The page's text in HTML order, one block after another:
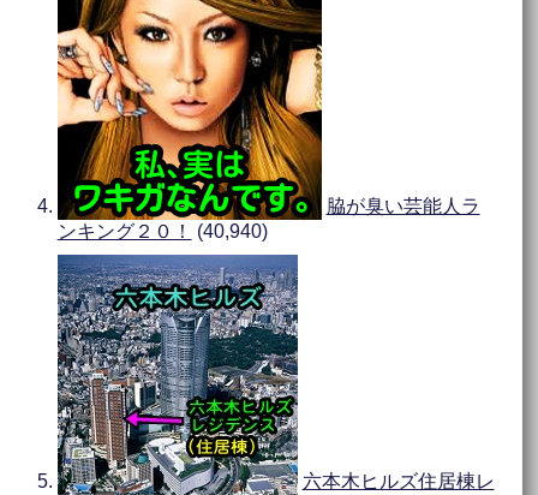
脇が臭い芸能人ラ
ンキング２０！
(40,940)
六本木ヒルズ住居棟レ